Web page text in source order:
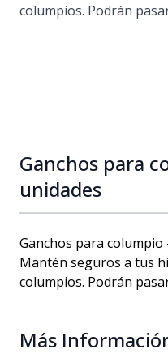
columpios. Podrán
Ganchos para
unidades
Ganchos para columpio
Mantén seguros a tus
columpios. Podrán
Más